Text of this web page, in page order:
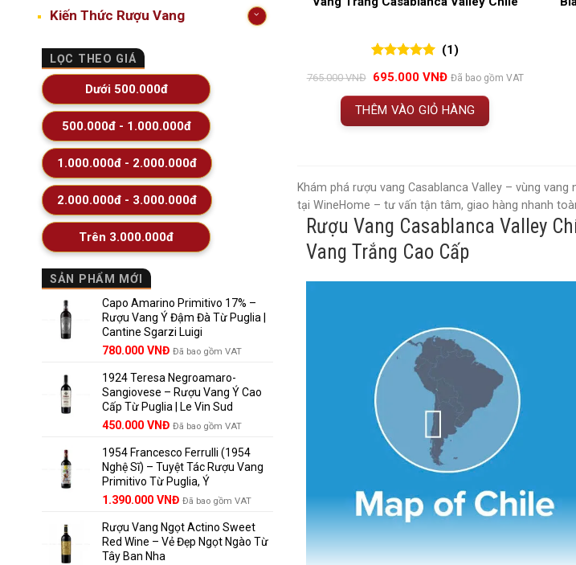
Kiến Thức Rượu Vang
LỌC THEO GIÁ
Dưới 500.000đ
500.000đ - 1.000.000đ
1.000.000đ - 2.000.000đ
2.000.000đ - 3.000.000đ
Trên 3.000.000đ
SẢN PHẨM MỚI
Capo Amarino Primitivo 17% –
Rượu Vang Ý Đậm Đà Từ Puglia |
Cantine Sgarzi Luigi
Giá
là:
858.000 VNĐ.
780.000 VNĐGiá
tại
là:
780.000 VNĐ.
Đã bao gồm VAT
1924 Teresa Negroamaro-
Sangiovese – Rượu Vang Ý Cao
Cấp Từ Puglia | Le Vin Sud
Giá
là:
495.000 VNĐ.
450.000 VNĐGiá
tại
là:
450.000 VNĐ.
Đã bao gồm VAT
1954 Francesco Ferrulli (1954
Nghệ Sĩ) – Tuyệt Tác Rượu Vang
Primitivo Từ Puglia, Ý
Giá
là:
1.529.000 VNĐ.
1.390.000 VNĐGiá
tại
là:
Đã bao gồm VAT
Rượu Vang Ngọt Actino Sweet
Red Wine – Vẻ Đẹp Ngọt Ngào Từ
Tây Ban Nha
đánh giá
(1)
765.000VNĐ
Giá
là:
765.000 VNĐ.
695.000 VNĐGiá
tại
là:
695.000 VNĐ.
Đã bao gồm VAT
THÊM VÀO GIỎ HÀNG
Khám phá rượu vang Casablanca Valley – vùng
tại WineHome – tư vấn tận tâm, giao hàng nhanh
Rượu Vang Casablanca Valley
Vang Trắng Cao Cấp